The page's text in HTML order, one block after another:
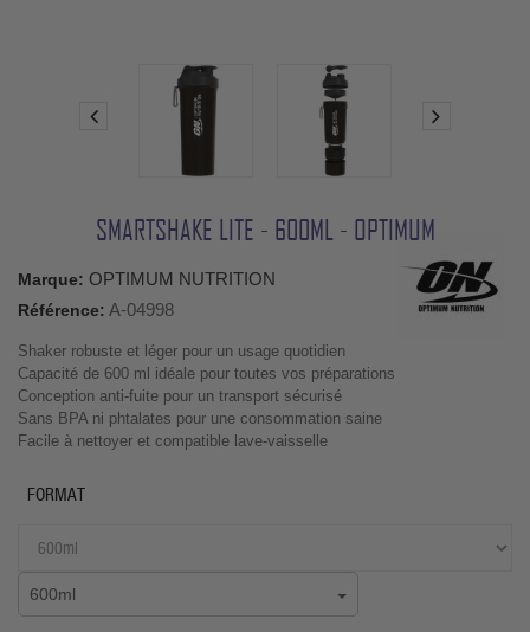
SMARTSHAKE LITE - 600ML - OPTIMUM
Marque: OPTIMUM NUTRITION
Référence: A-04998
Shaker robuste et léger pour un usage quotidien
Capacité de 600 ml idéale pour toutes vos préparations
Conception anti-fuite pour un transport sécurisé
Sans BPA ni phtalates pour une consommation saine
Facile à nettoyer et compatible lave-vaisselle
FORMAT
600ml